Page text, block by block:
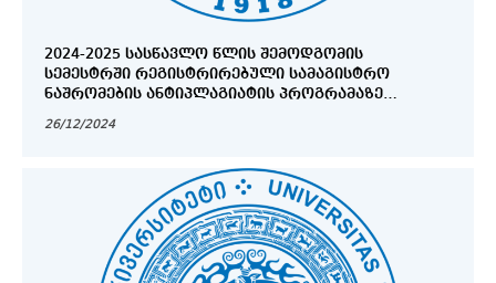
2024-2025 ᲡᲐᲡᲬᲐᲕᲚᲝ ᲬᲚᲘᲡ ᲨᲔᲛᲝᲓᲒᲝᲛᲘᲡ
ᲡᲔᲛᲔᲡᲢᲠᲨᲘ ᲠᲔᲒᲘᲡᲢᲠᲘᲠᲔᲑᲣᲚᲘ ᲡᲐᲛᲐᲒᲘᲡᲢᲠᲝ
ᲜᲐᲨᲠᲝᲛᲔᲑᲘᲡ ᲐᲜᲢᲘᲞᲚᲐᲒᲘᲐᲢᲘᲡ ᲞᲠᲝᲒᲠᲐᲛᲐᲖᲔ
ᲗᲐᲠᲘᲦᲘ:
26/12/2024